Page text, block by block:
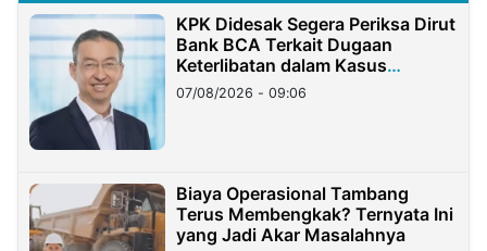
KPK Didesak Segera Periksa Dirut
Bank BCA Terkait Dugaan
Keterlibatan dalam Kasus
Hilangnya Dana Nasabah Rp2,58
Miliar
07/08/2026 - 09:06
Biaya Operasional Tambang
Terus Membengkak? Ternyata Ini
yang Jadi Akar Masalahnya